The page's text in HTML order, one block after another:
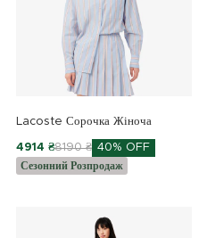
Lacoste Сорочка Жіноча
4914 ₴8190 ₴ 40% OFF
Сезонний Розпродаж